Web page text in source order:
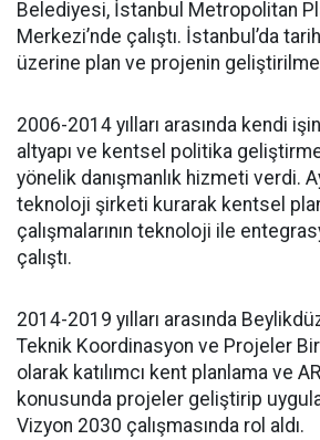
Belediyesi, İstanbul Metropolitan
Merkezi’nde çalıştı. İstanbul’da
üzerine plan ve projenin
2006-2014 yılları arasında kendi
altyapı ve kentsel politika geliştirme
yönelik danışmanlık hizmeti verdi.
teknoloji şirketi kurarak kentsel
çalışmalarının teknoloji ile
çalıştı.
2014-2019 yılları arasında
Teknik Koordinasyon ve Projeler
olarak katılımcı kent planlama ve
konusunda projeler geliştirip
Vizyon 2030 çalışmasında rol aldı.